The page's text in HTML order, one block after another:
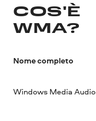
COS'È
WMA?
Nome completo
Windows Media Audio